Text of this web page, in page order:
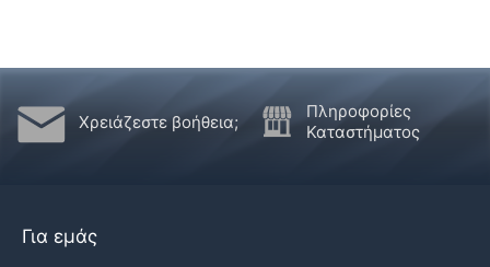
Χρειάζεστε βοήθεια;
Πληροφορίες
Καταστήματος
Για εμάς